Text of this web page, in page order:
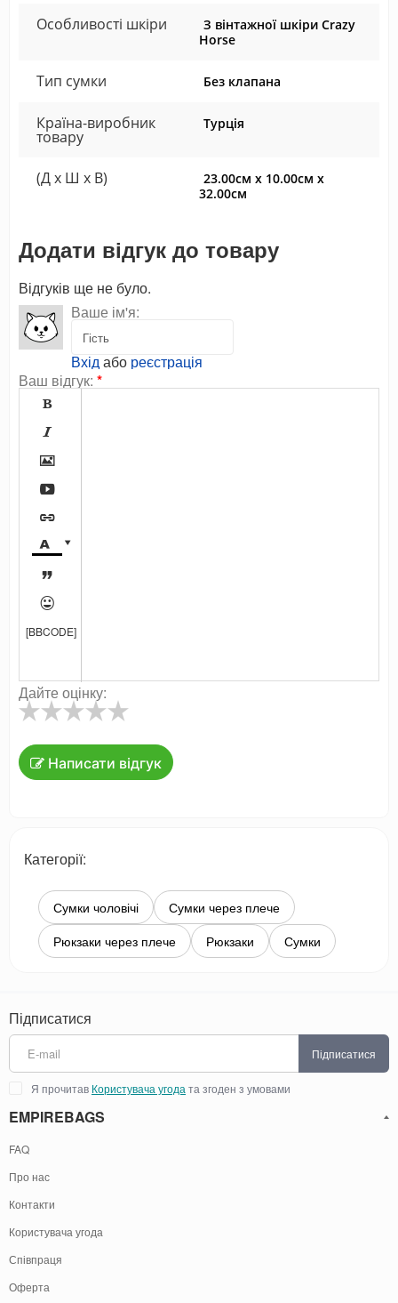
Особливості шкіри
З вінтажної шкіри Crazy
Horse
Тип сумки Без клапана
Країна-виробник
товару
Турція
(Д x Ш x В)
23.00см x 10.00см x
32.00см
Додати відгук до товару
Відгуків ще не було.
Ваше ім'я:
Вхідабо реєстрація
Ваш відгук: *









[BBCODE]
Дайте оцінку:
Написати відгук
Категорії:
Сумки чоловічі
Сумки через плече
Рюкзаки через плече
Рюкзаки Сумки
Підписатися
Підписатися
Я прочитав Користувача угода та згоден з умовами
EMPIREBAGS
FAQ
Про нас
Контакти
Користувача угода
Співпраця
Оферта